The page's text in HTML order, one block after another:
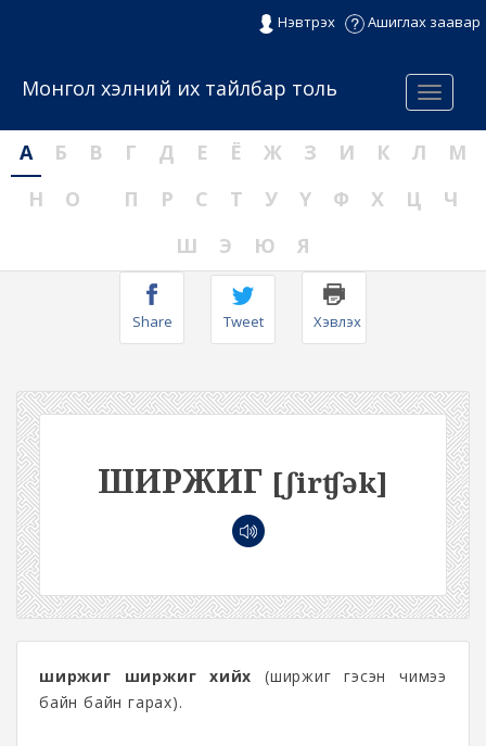
Нэвтрэх Ашиглах заавар
Menu
Монгол хэлний их тайлбар толь
А Б В Г Д Е Ё Ж З И К Л
М
Н
О П Р С Т У Ү Ф Х Ц
Ч
Ш
Э Ю Я
Share Tweet Хэвлэх
ШИРЖИГ [ʃirʧək]
ширжиг ширжиг хийх (ширжиг гэсэн чимээ
байн байн гарах).